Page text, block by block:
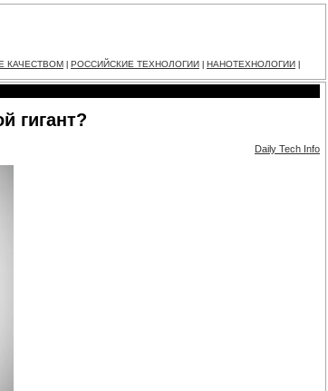
КАЧЕСТВОМ РОССИЙСКИЕ ТЕХНОЛОГИИ НАНОТЕХНОЛОГИИ
гигант?
Daily Tech Info